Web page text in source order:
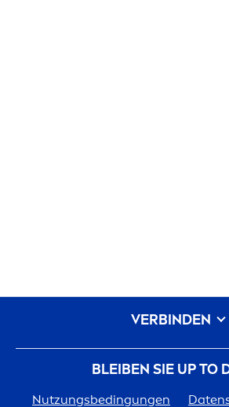
BLEIBEN SIE UP TO
Nutzungsbedingungen
VERBINDEN